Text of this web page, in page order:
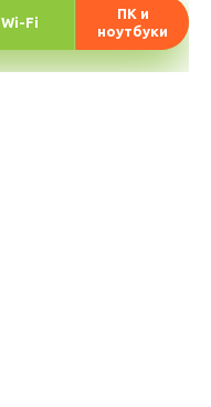
Wi-Fi
ПК и
ноутбуки